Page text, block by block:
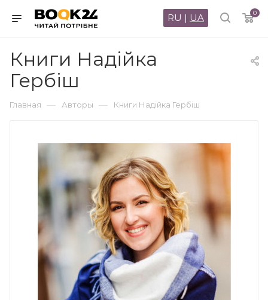
0
RU | UA
Книги Надійка
Гербіш
Главная — Авторы — Книги Надійка Гербіш